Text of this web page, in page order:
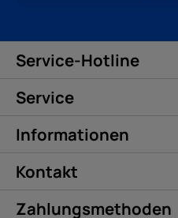
Service-Hotline
Service
Informationen
Kontakt
Zahlungsmethoden